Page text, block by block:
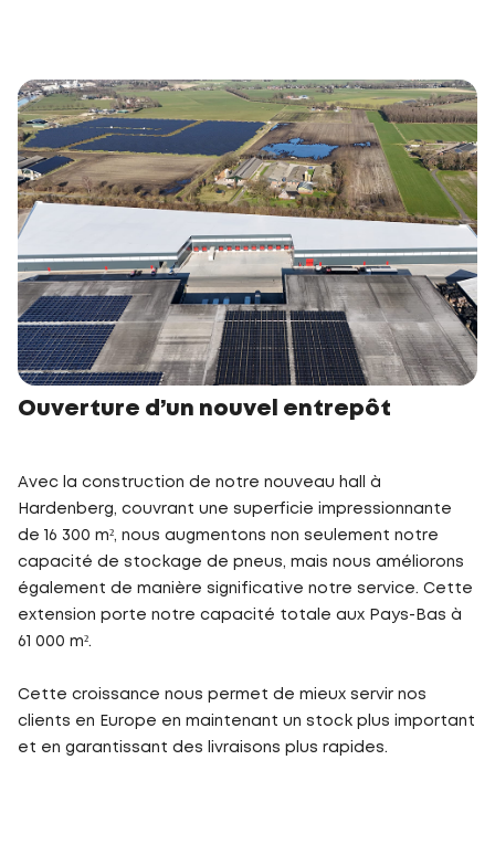
Ouverture d’un nouvel entrepôt
Avec la construction de notre nouveau hall à
Hardenberg, couvrant une superficie impressionnante
de 16 300 m², nous augmentons non seulement notre
capacité de stockage de pneus, mais nous améliorons
également de manière significative notre service. Cette
extension porte notre capacité totale aux Pays-Bas à
61 000 m².
Cette croissance nous permet de mieux servir nos
clients en Europe en maintenant un stock plus important
et en garantissant des livraisons plus rapides.